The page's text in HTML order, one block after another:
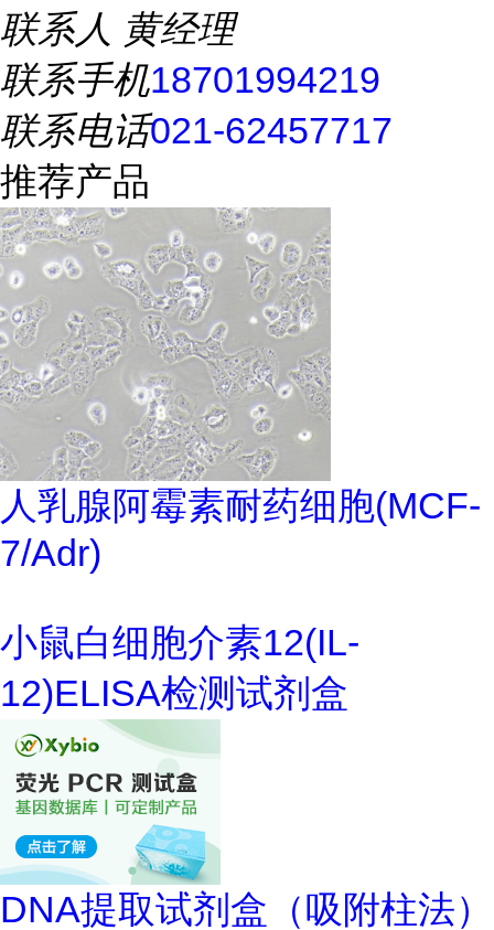
联系人 黄经理
联系手机18701994219
联系电话021-62457717
推荐产品
人乳腺阿霉素耐药细胞(MCF-
7/Adr)
小鼠白细胞介素12(IL-
12)ELISA检测试剂盒
DNA提取试剂盒（吸附柱法）